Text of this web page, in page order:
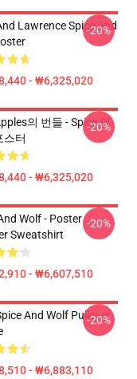
Lawrence Spice And
- ₩6,325,020
-20%
의 번들 - Spice 및
스터
- ₩6,325,020
-20%
Wolf - Poster
Sweatshirt
- ₩6,607,510
-20%
And Wolf Pullover
- ₩6,883,110
-20%